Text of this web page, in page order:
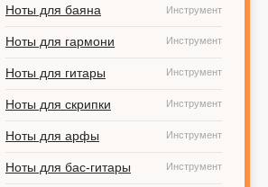
Ноты для баяна Инструмент
Ноты для гармони Инструмент
Ноты для гитары Инструмент
Ноты для скрипки Инструмент
Ноты для арфы Инструмент
Ноты для бас-гитары Инструмент